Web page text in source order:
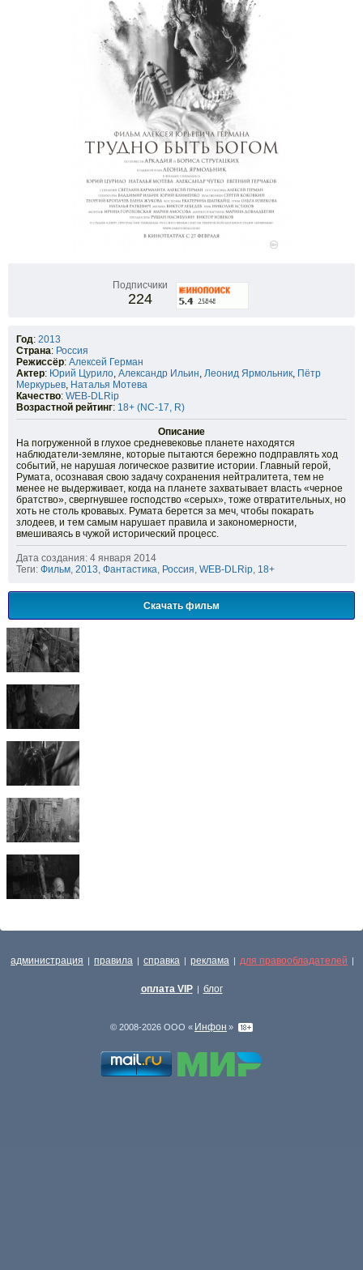
Подписчики
224
Год: 2013
Страна: Россия
Режиссёр: Алексей Герман
Актер: Юрий Цурило, Александр Ильин, Леонид Ярмольник, Пётр
Меркурьев, Наталья Мотева
Качество: WEB-DLRip
Возрастной рейтинг: 18+ (NC-17, R)
Описание
На погруженной в глухое средневековье планете находятся
наблюдатели-земляне, которые пытаются бережно подправлять ход
событий, не нарушая логическое развитие истории. Главный герой,
Румата, осознавая свою задачу сохранения нейтралитета, тем не
менее не выдерживает, когда на планете захватывает власть «черное
братство», свергнувшее господство «серых», тоже отвратительных, но
хоть не столь кровавых. Румата берется за меч, чтобы покарать
злодеев, и тем самым нарушает правила и закономерности,
вмешиваясь в чужой исторический процесс.
Дата создания: 4 января 2014
Теги: Фильм, 2013, Фантастика, Россия, WEB-DLRip, 18+
Скачать фильм
администрация | правила | справка | реклама | для правообладателей |
оплата VIP | блог
© 2008-2026 ООО « Инфон »